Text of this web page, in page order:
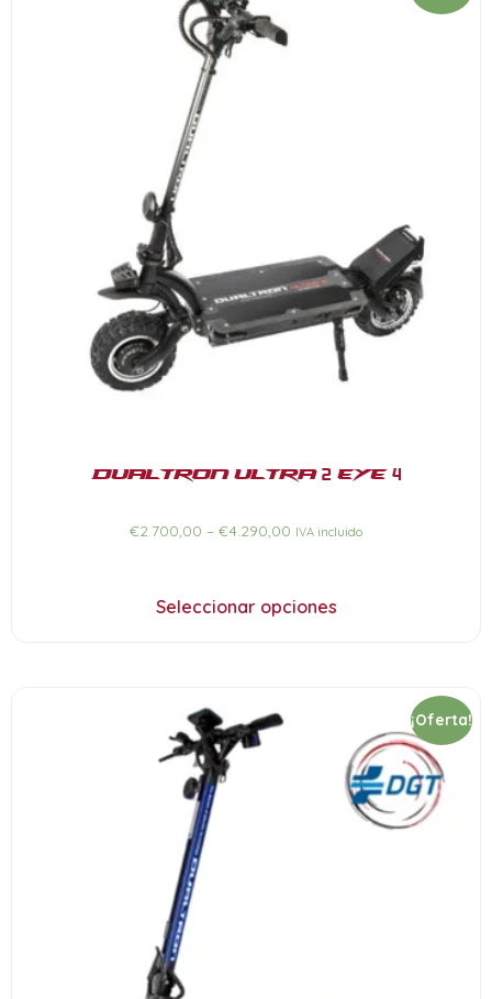
Dualtron Ultra 2 EYE 4
€2.700,00 – €4.290,00 IVA incluido
Seleccionar opciones
¡Oferta!